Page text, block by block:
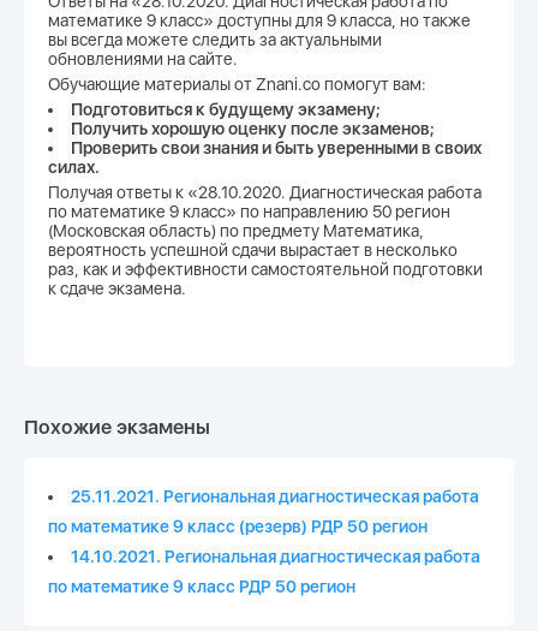
математике 9 класс» доступны для 9 класса, но также
вы всегда можете следить за актуальными
обновлениями на сайте.
Обучающие материалы от Znani.co помогут вам:
Подготовиться к будущему экзамену;
Получить хорошую оценку после экзаменов;
Проверить свои знания и быть уверенными в своих
силах.
Получая ответы к «28.10.2020. Диагностическая работа
по математике 9 класс» по направлению 50 регион
(Московская область) по предмету Математика,
вероятность успешной сдачи вырастает в несколько
раз, как и эффективности самостоятельной подготовки
к сдаче экзамена.
Похожие экзамены
25.11.2021. Региональная диагностическая работа
по математике 9 класс (резерв) РДР 50 регион
14.10.2021. Региональная диагностическая работа
по математике 9 класс РДР 50 регион